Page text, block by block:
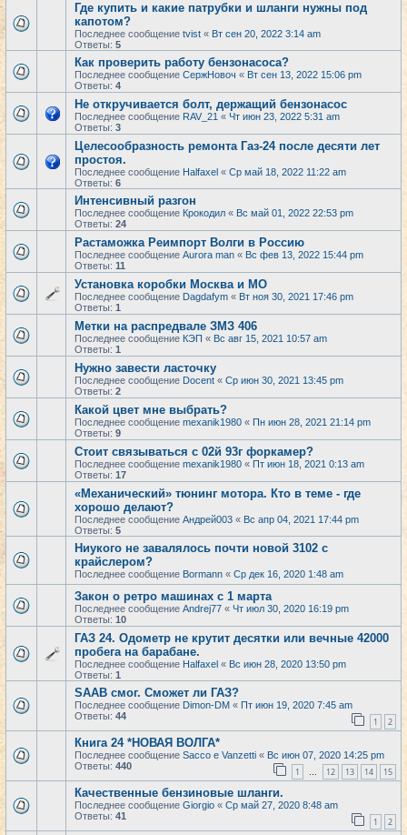
Где купить и какие патрубки и шланги нужны под
капотом?
Последнее сообщение tvist « Вт сен 20, 2022 3:14 am
Ответы: 5
Как проверить работу бензонасоса?
Последнее сообщение СержНовоч « Вт сен 13, 2022 15:06 pm
Ответы: 4
Не откручивается болт, держащий бензонасос
Последнее сообщение RAV_21 « Чт июн 23, 2022 5:31 am
Ответы: 3
Целесообразность ремонта Газ-24 после десяти лет
простоя.
Последнее сообщение Halfaxel « Ср май 18, 2022 11:22 am
Ответы: 6
Интенсивный разгон
Последнее сообщение Крокодил « Вс май 01, 2022 22:53 pm
Ответы: 24
Растаможка Реимпорт Волги в Россию
Последнее сообщение Aurora man « Вс фев 13, 2022 15:44 pm
Ответы: 11
Установка коробки Москва и МО
Последнее сообщение Dagdafym « Вт ноя 30, 2021 17:46 pm
Ответы: 1
Метки на распредвале ЗМЗ 406
Последнее сообщение КЭП « Вс авг 15, 2021 10:57 am
Ответы: 1
Нужно завести ласточку
Последнее сообщение Docent « Ср июн 30, 2021 13:45 pm
Ответы: 2
Какой цвет мне выбрать?
Последнее сообщение mexanik1980 « Пн июн 28, 2021 21:14 pm
Ответы: 9
Стоит связываться с 02й 93г форкамер?
Последнее сообщение mexanik1980 « Пт июн 18, 2021 0:13 am
Ответы: 17
«Механический» тюнинг мотора. Кто в теме - где
хорошо делают?
Последнее сообщение Андрей003 « Вс апр 04, 2021 17:44 pm
Ответы: 5
Ниукого не завалялось почти новой 3102 с
крайслером?
Последнее сообщение Bormann « Ср дек 16, 2020 1:48 am
Закон о ретро машинах с 1 марта
Последнее сообщение Andrej77 « Чт июл 30, 2020 16:19 pm
Ответы: 10
ГАЗ 24. Одометр не крутит десятки или вечные 42000
пробега на барабане.
Последнее сообщение Halfaxel « Вс июн 28, 2020 13:50 pm
Ответы: 1
SAAB смог. Сможет ли ГАЗ?
Последнее сообщение Dimon-DM « Пт июн 19, 2020 7:45 am
Ответы: 44 1 2
Книга 24 *НОВАЯ ВОЛГА*
Последнее сообщение Sacco e Vanzetti « Вс июн 07, 2020 14:25 pm
Ответы: 440 1 … 12 13 14 15
Качественные бензиновые шланги.
Последнее сообщение Giorgio « Ср май 27, 2020 8:48 am
Ответы: 41 1 2